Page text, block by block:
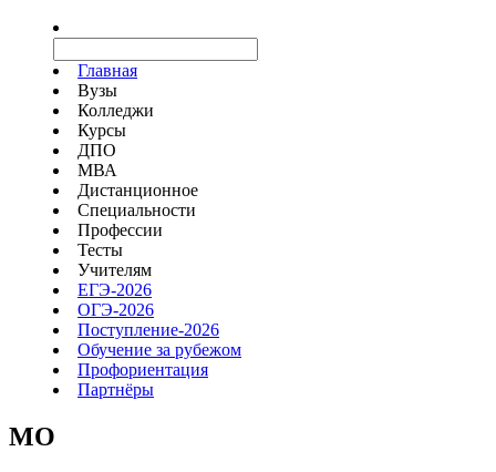
Главная
Вузы
Колледжи
Курсы
ДПО
МВА
Дистанционное
Специальности
Профессии
Тесты
Учителям
ЕГЭ-2026
ОГЭ-2026
Поступление-2026
Обучение за рубежом
Профориентация
Партнёры
MO